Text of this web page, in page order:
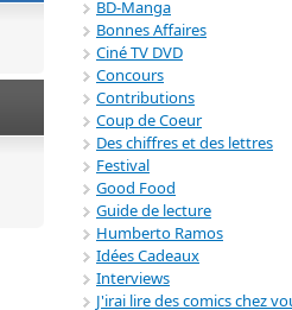
BD-Manga
Bonnes Affaires
Ciné TV DVD
Concours
Contributions
Coup de Coeur
Des chiffres et des lettres
Festival
Good Food
Guide de lecture
Humberto Ramos
Idées Cadeaux
Interviews
J'irai lire des comics chez